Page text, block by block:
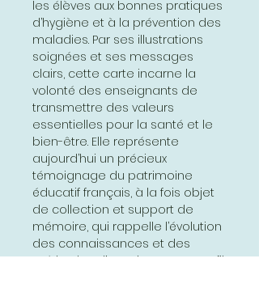
les élèves aux bonnes pratiques
d’hygiène et à la prévention des
maladies. Par ses illustrations
soignées et ses messages
clairs, cette carte incarne la
volonté des enseignants de
transmettre des valeurs
essentielles pour la santé et le
bien-être. Elle représente
aujourd’hui un précieux
témoignage du patrimoine
éducatif français, à la fois objet
de collection et support de
mémoire, qui rappelle l’évolution
des connaissances et des
méthodes d’enseignement au fil